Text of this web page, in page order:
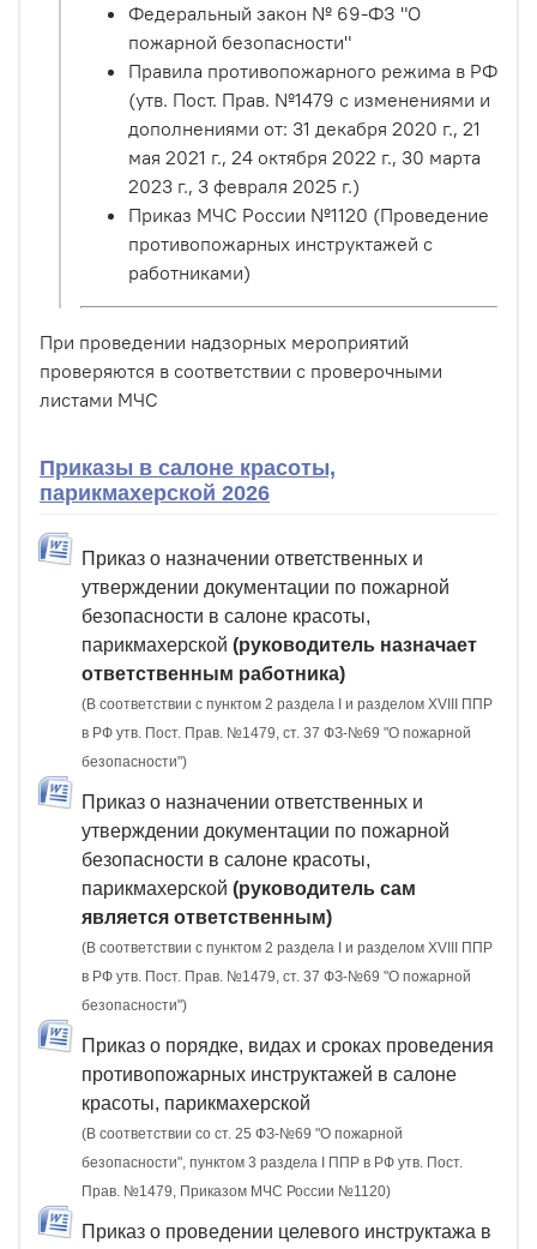
Федеральный закон № 69-ФЗ "О
пожарной безопасности"
Правила противопожарного режима в РФ
(утв. Пост. Прав. №1479 с изменениями и
дополнениями от: 31 декабря 2020 г., 21
мая 2021 г., 24 октября 2022 г., 30 марта
2023 г., 3 февраля 2025 г.)
Приказ МЧС России №1120 (Проведение
противопожарных инструктажей с
работниками)
При проведении надзорных мероприятий
проверяются в соответствии с проверочными
листами МЧС
Приказы в салоне красоты,
парикмахерской 2026
Приказ о назначении ответственных и
утверждении документации по пожарной
безопасности в салоне красоты,
парикмахерской (руководитель назначает
ответственным работника)
(В соответствии с пунктом 2 раздела I и разделом XVIII ППР
в РФ утв. Пост. Прав. №1479, ст. 37 ФЗ-№69 "О пожарной
безопасности")
Приказ о назначении ответственных и
утверждении документации по пожарной
безопасности в салоне красоты,
парикмахерской (руководитель сам
является ответственным)
(В соответствии с пунктом 2 раздела I и разделом XVIII ППР
в РФ утв. Пост. Прав. №1479, ст. 37 ФЗ-№69 "О пожарной
безопасности")
Приказ о порядке, видах и сроках проведения
противопожарных инструктажей в салоне
красоты, парикмахерской
(В соответствии со ст. 25 ФЗ-№69 "О пожарной
безопасности", пунктом 3 раздела I ППР в РФ утв. Пост.
Прав. №1479, Приказом МЧС России №1120)
Приказ о проведении целевого инструктажа в